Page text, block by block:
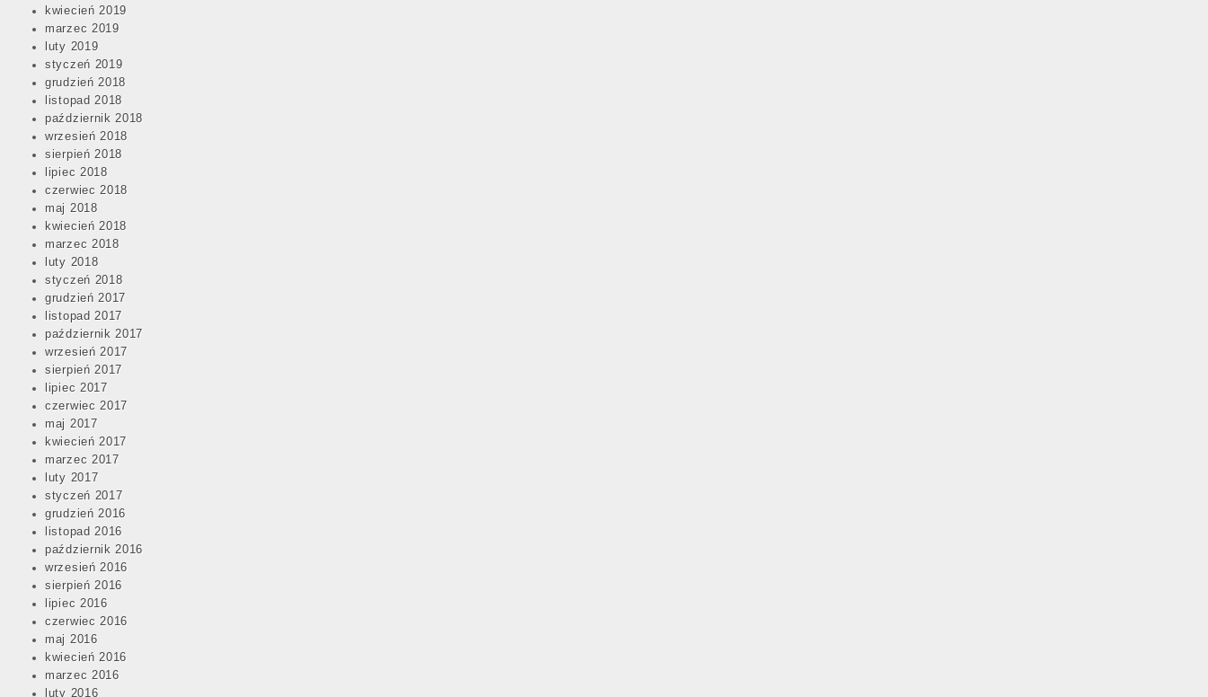
kwiecień 2019
marzec 2019
luty 2019
styczeń 2019
grudzień 2018
listopad 2018
październik 2018
wrzesień 2018
sierpień 2018
lipiec 2018
czerwiec 2018
maj 2018
kwiecień 2018
marzec 2018
luty 2018
styczeń 2018
grudzień 2017
listopad 2017
październik 2017
wrzesień 2017
sierpień 2017
lipiec 2017
czerwiec 2017
maj 2017
kwiecień 2017
marzec 2017
luty 2017
styczeń 2017
grudzień 2016
listopad 2016
październik 2016
wrzesień 2016
sierpień 2016
lipiec 2016
czerwiec 2016
maj 2016
kwiecień 2016
marzec 2016
luty 2016